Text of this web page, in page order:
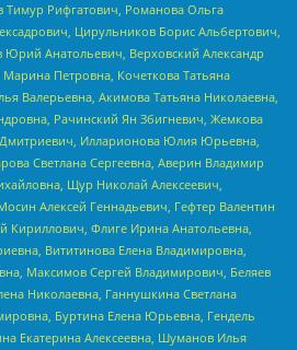
Тимур Рифгатович, Романова Ольга
Цирульников Борис Альбертович,
Юрий Анатольевич, Верховский Александр
Петровна, Кочеткова Татьяна
Валерьевна, Акимова Татьяна Николаевна,
Рачинский Ян Збигневич, Жемкова
Дмитриевич, Илларионова Юлия Юрьевна,
Светлана Сергеевна, Аверин Владимир
Щур Николай Алексеевич,
Алексей Геннадьевич, Гефтер Валентин
Кириллович, Флиге Ирина Анатольевна,
Вититинова Елена Владимировна,
Максимов Сергей Владимирович, Беляев
Николаевна, Ганнушкина Светлана
Буртина Елена Юрьевна, Гендель
Екатерина Алексеевна, Шуманов Илья